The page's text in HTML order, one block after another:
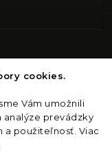
cookies.
Vám umožnili
prevádzky
a použiteľnosť. Viac